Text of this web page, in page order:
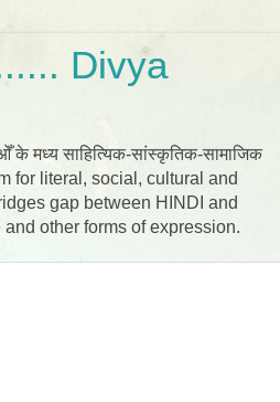
Divya
के मध्य साहित्यिक-सांस्कृतिक-सामाजिक
for literal, social, cultural and
gap between HINDI and
other forms of expression.